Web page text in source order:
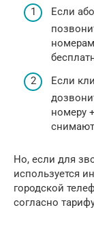
Если
номерам
Если
номеру
Но, если для
используется
городской
согласно